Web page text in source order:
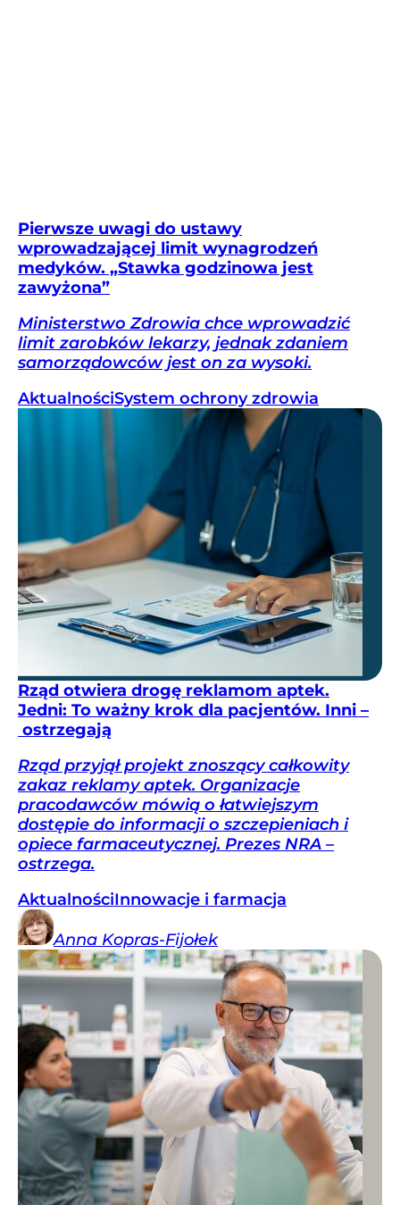
Pierwsze uwagi do ustawy
wprowadzającej limit wynagrodzeń
medyków. „Stawka godzinowa jest
zawyżona”
Ministerstwo Zdrowia chce wprowadzić
limit zarobków lekarzy, jednak zdaniem
samorządowców jest on za wysoki.
AktualnościSystem ochrony zdrowia
Rząd otwiera drogę reklamom aptek.
Jedni: To ważny krok dla pacjentów. Inni –
ostrzegają
Rząd przyjął projekt znoszący całkowity
zakaz reklamy aptek. Organizacje
pracodawców mówią o łatwiejszym
dostępie do informacji o szczepieniach i
opiece farmaceutycznej. Prezes NRA –
ostrzega.
AktualnościInnowacje i farmacja
Anna Kopras-Fijołek